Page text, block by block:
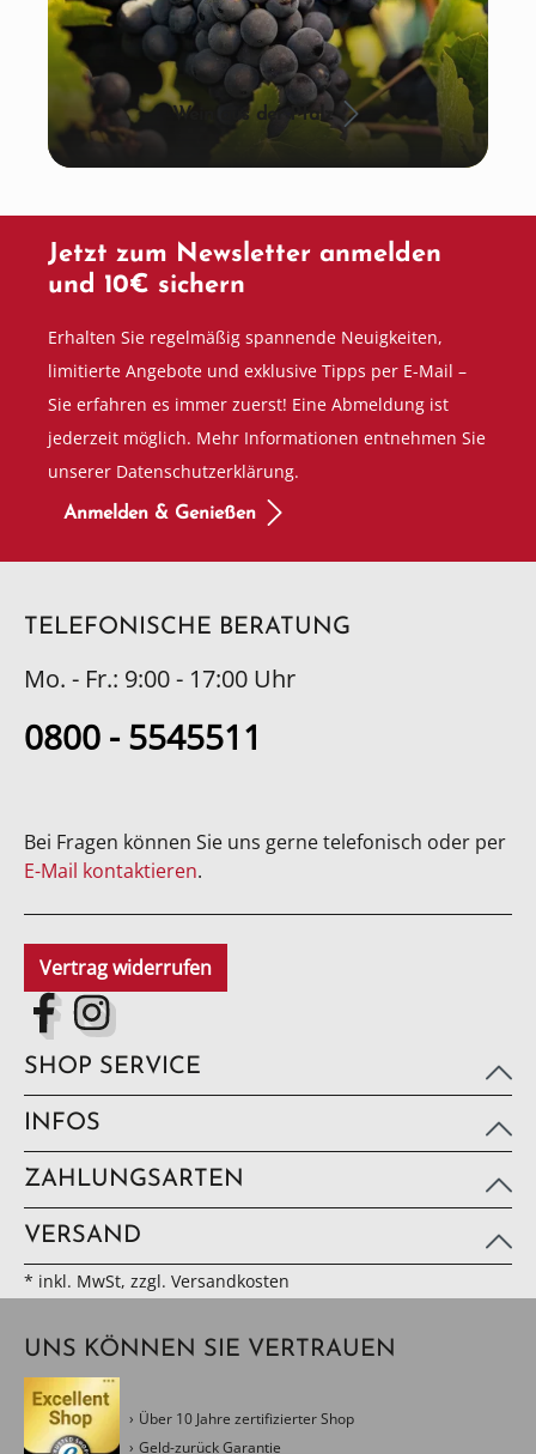
Wein aus der Pfalz
Jetzt zum Newsletter anmelden
und 10€ sichern
Erhalten Sie regelmäßig spannende Neuigkeiten,
limitierte Angebote und exklusive Tipps per E-Mail –
Sie erfahren es immer zuerst! Eine Abmeldung ist
jederzeit möglich. Mehr Informationen entnehmen Sie
unserer Datenschutzerklärung.
Anmelden & Genießen
TELEFONISCHE BERATUNG
Mo. - Fr.: 9:00 - 17:00 Uhr
0800 - 5545511
Bei Fragen können Sie uns gerne telefonisch oder per
E-Mail kontaktieren.
Vertrag widerrufen
SHOP SERVICE
INFOS
ZAHLUNGSARTEN
VERSAND
* inkl. MwSt, zzgl. Versandkosten
UNS KÖNNEN SIE VERTRAUEN
Über 10 Jahre zertifizierter Shop
Geld-zurück Garantie